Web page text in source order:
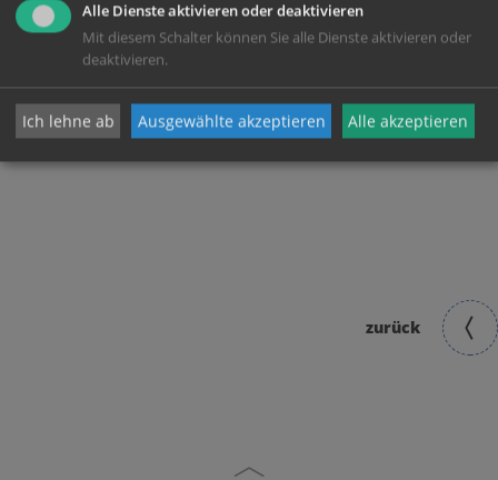
zurück
Alle Dienste aktivieren oder deaktivieren
Mit diesem Schalter können Sie alle Dienste aktivieren oder
deaktivieren.
Ich lehne ab Ausgewählte akzeptieren Alle akzeptieren